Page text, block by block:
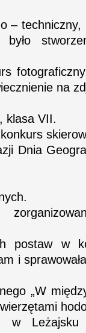
–
na
klasa VII.
konkurs
Dnia
postaw w
i
„W
w Leżajsku